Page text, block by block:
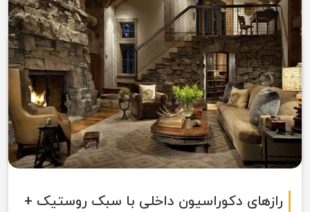
رازهای دکوراسیون داخلی با سبک روستیک +